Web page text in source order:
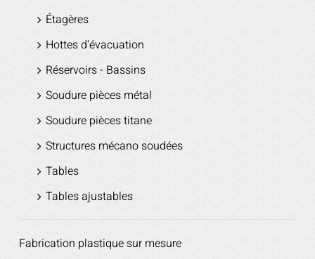
Étagères
Hottes d'évacuation
Réservoirs - Bassins
Soudure pièces métal
Soudure pièces titane
Structures mécano soudées
Tables
Tables ajustables
Fabrication plastique sur mesure